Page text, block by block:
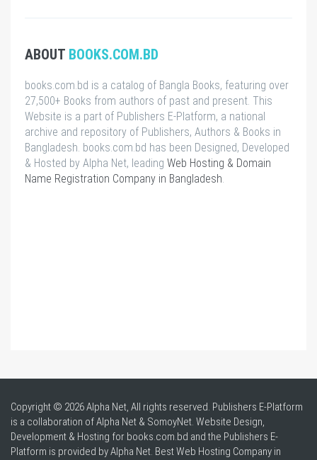
ABOUT BOOKS.COM.BD
books.com.bd is a catalog of Bangla Books, featuring over
27,500+ Books from authors of past and present. This
Website is a part of Publishers E-Platform, a national
archive and repository of Publishers, Authors & Books in
Bangladesh. books.com.bd has been Designed, Developed
& Hosted by Alpha Net, leading Web Hosting & Domain
Name Registration Company in Bangladesh
Copyright © 2026 Alpha Net, All rights reserved. Publishers E-Platform
is a collaboration of Alpha Net & SomoyNet. Website Design,
Development & Hosting for books.com.bd and the Publishers E-
Platform is provided by Alpha Net. BestWeb Hosting Company in